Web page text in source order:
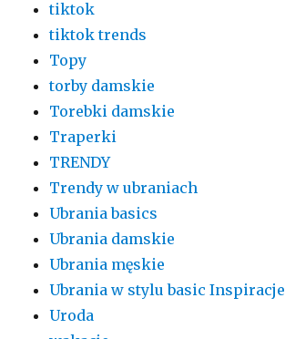
tiktok
tiktok trends
Topy
torby damskie
Torebki damskie
Traperki
TRENDY
Trendy w ubraniach
Ubrania basics
Ubrania damskie
Ubrania męskie
Ubrania w stylu basic Inspiracje
Uroda